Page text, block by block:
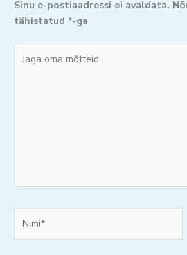
Sinu e-postiaadressi ei avaldata.
tähistatud *-ga
oma